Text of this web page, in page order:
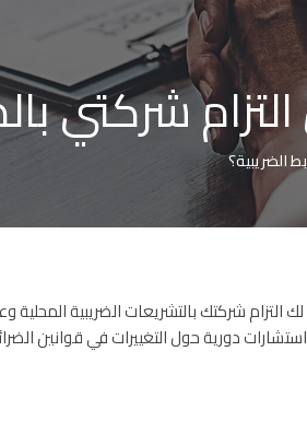
شركتي
الضريبية؟
التزام شركتك بالتشريعات الضريبية
دورية حول التغييرات في قوانين